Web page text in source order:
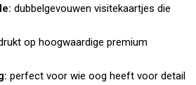
dubbelgevouwen visitekaartjes die
op hoogwaardige premium
perfect voor wie oog heeft voor detail